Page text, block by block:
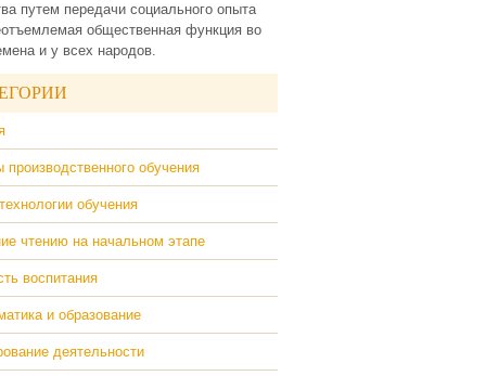
путем передачи социального опыта
общественная функция во
и у всех народов.
производственного обучения
обучения
чтению на начальном этапе
воспитания
и образование
деятельности